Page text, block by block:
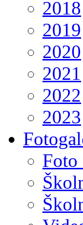
2018
2019
2020
2021
2022
2023
Foto